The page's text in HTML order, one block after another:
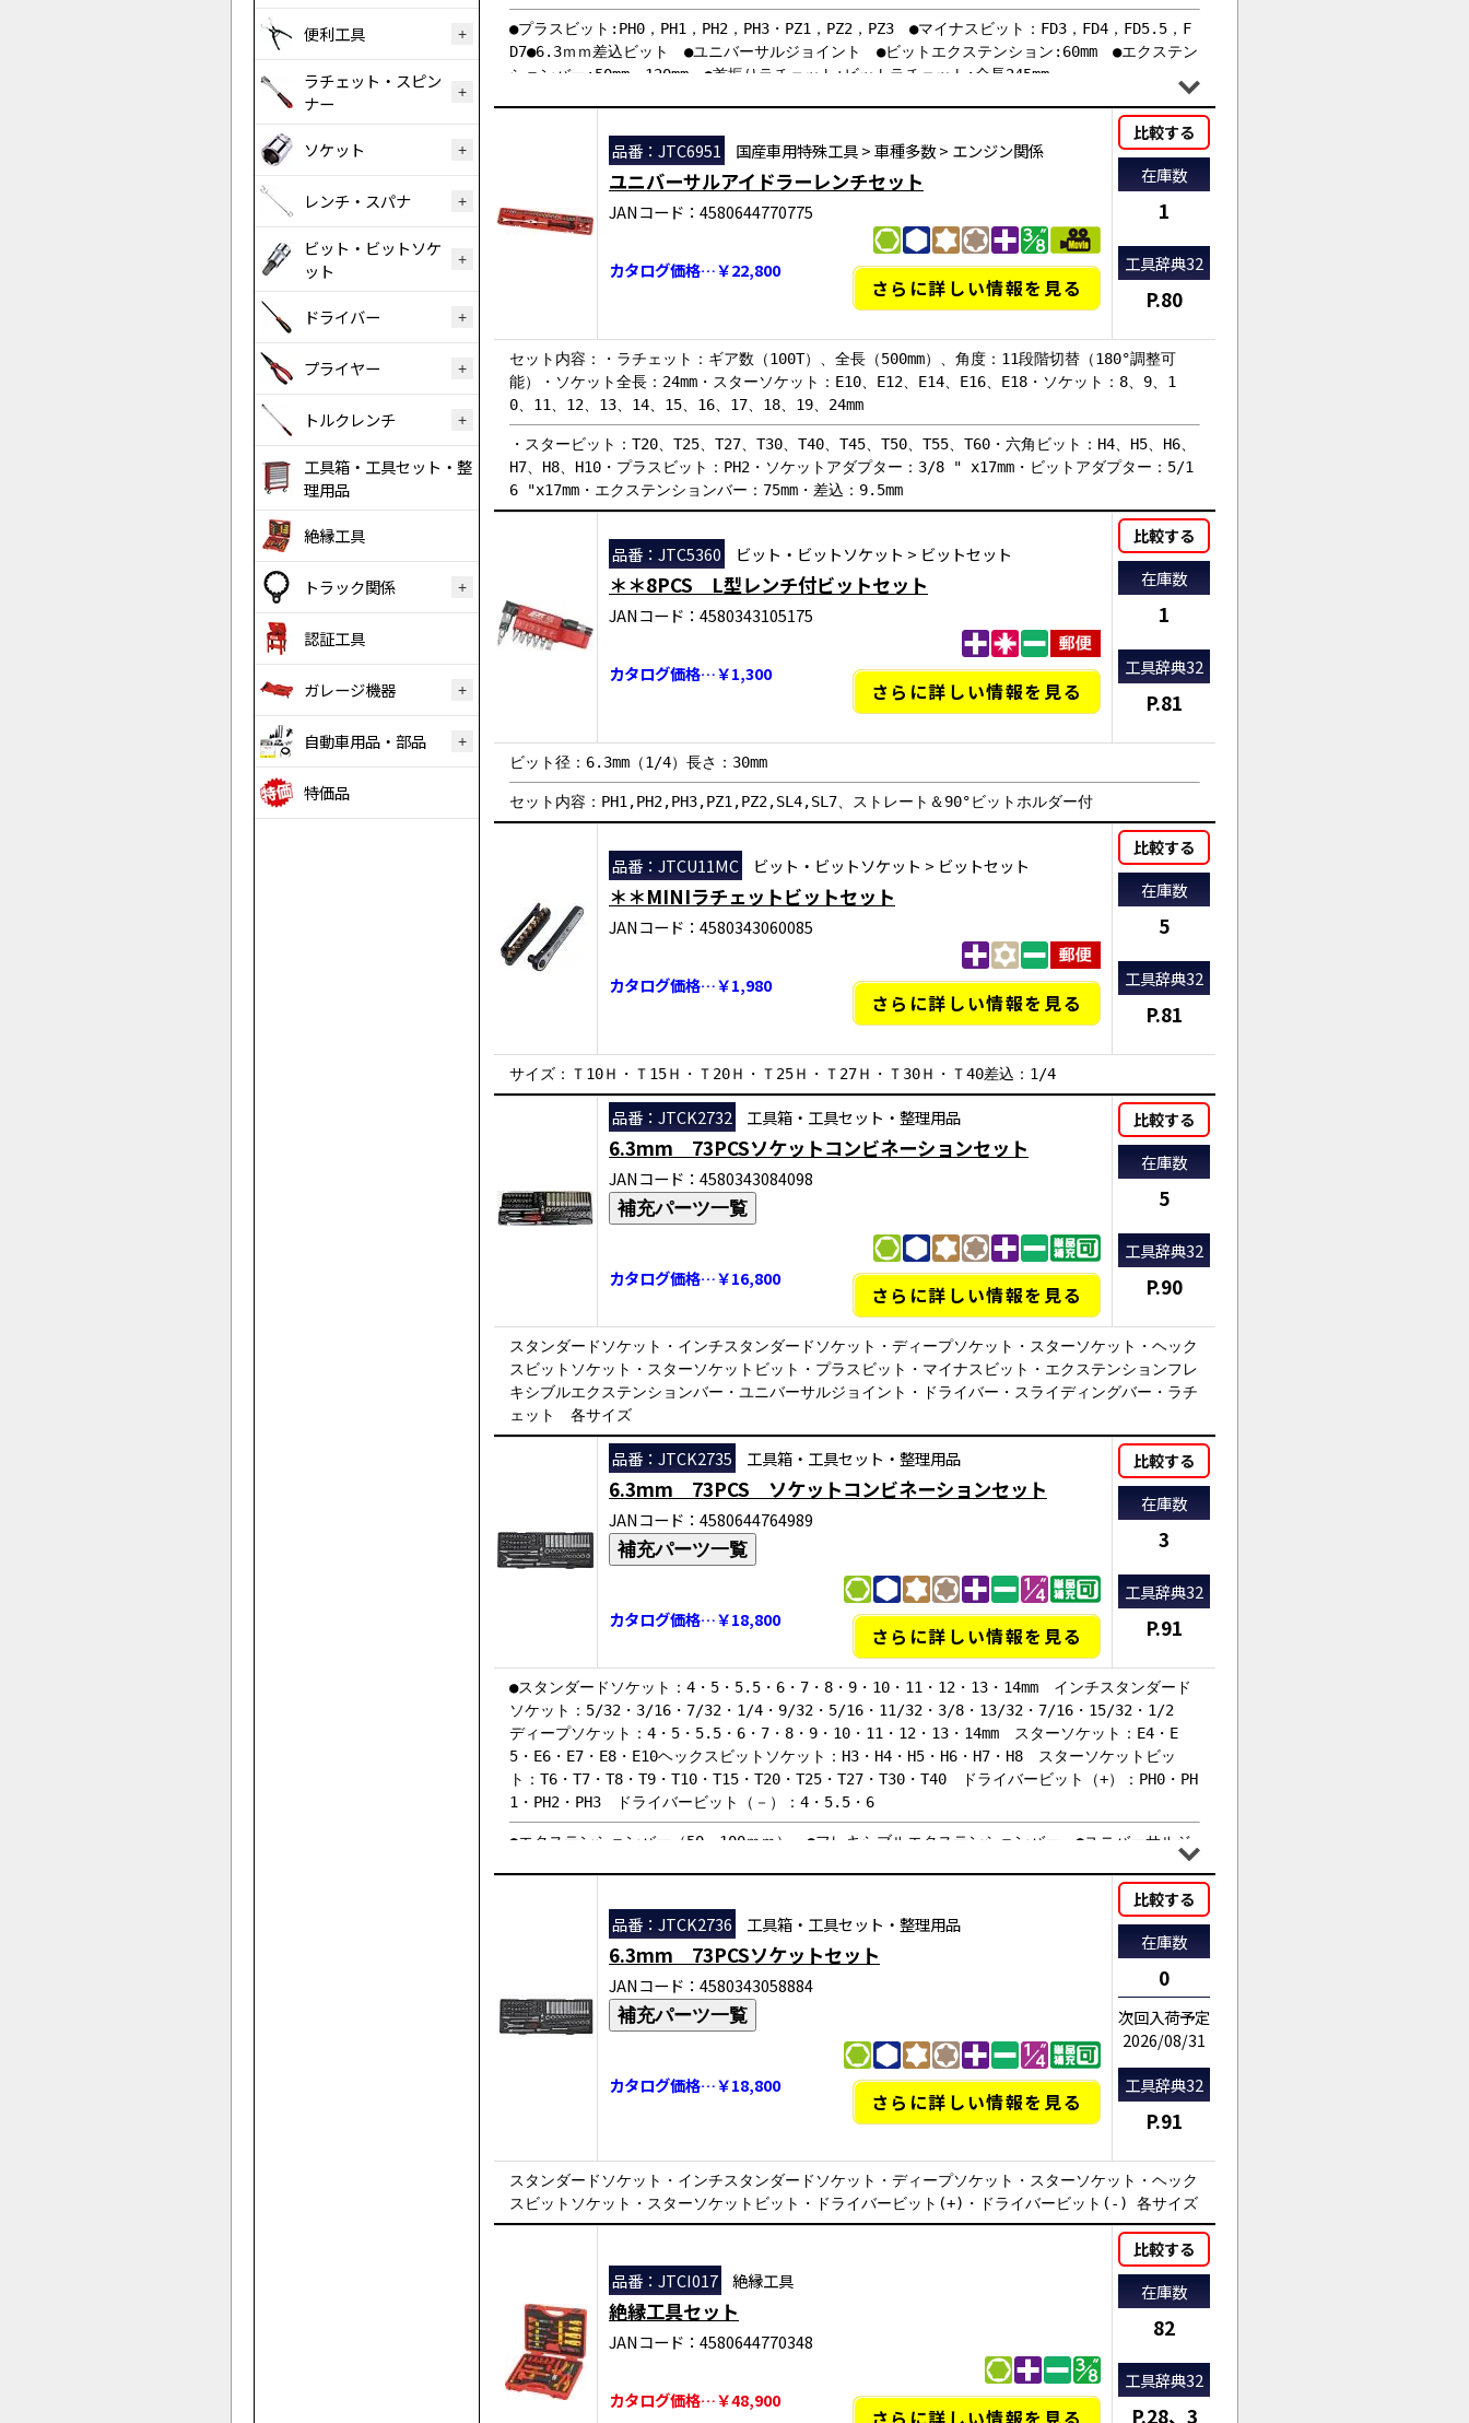
便利工具
ラチェット・スピン
ナー
ソケット
レンチ・スパナ
ビット・ビットソケ
ット
ドライバー
プライヤー
トルクレンチ
工具箱・工具セット・整
理用品
絶縁工具
トラック関係
認証工具
ガレージ機器
自動車用品・部品
特価品
●プラスビット:PH0，PH1，PH2，PH3・PZ1，PZ2，PZ3 ●マイナスビット：FD3，FD4，FD5.5，F
D7●6.3ｍｍ差込ビット ●ユニバーサルジョイント ●ビットエクステンション:60mm ●エクステン
ションバー:50mm・120mm ●首振りラチェット+ビットラチェット:全長245mm
品番：JTC6951 国産車用特殊工具>車種多数> エンジン関係
ユニバーサルアイドラーレンチセット
JANコード：4580644770775
カタログ価格…￥22,800
さらに詳しい情報を見る
比較する
在庫数
1
工具辞典32
P.80
セット内容：・ラチェット：ギア数（100T）、全長（500mm）、角度：11段階切替（180°調整可
能）・ソケット全長：24mm・スターソケット：E10、E12、E14、E16、E18・ソケット：8、9、1
0、11、12、13、14、15、16、17、18、19、24mm
・スタービット：T20、T25、T27、T30、T40、T45、T50、T55、T60・六角ビット：H4、H5、H6、
H7、H8、H10・プラスビット：PH2・ソケットアダプター：3/8 " x17mm・ビットアダプター：5/1
6 "x17mm・エクステンションバー：75mm・差込：9.5mm
品番：JTC5360 ビット・ビットソケット > ビットセット
＊＊8PCS L型レンチ付ビットセット
JANコード：4580343105175
カタログ価格…￥1,300
さらに詳しい情報を見る
比較する
在庫数
1
工具辞典32
P.81
ビット径：6.3mm（1/4）長さ：30mm
セット内容：PH1,PH2,PH3,PZ1,PZ2,SL4,SL7、ストレート＆90°ビットホルダー付
品番：JTCU11MC ビット・ビットソケット > ビットセット
＊＊MINIラチェットビットセット
JANコード：4580343060085
カタログ価格…￥1,980
さらに詳しい情報を見る
比較する
在庫数
5
工具辞典32
P.81
サイズ：Ｔ10Ｈ・Ｔ15Ｈ・Ｔ20Ｈ・Ｔ25Ｈ・Ｔ27Ｈ・Ｔ30Ｈ・Ｔ40差込：1/4
品番：JTCK2732 工具箱・工具セット・整理用品
6.3mm 73PCSソケットコンビネーションセット
JANコード：4580343084098
補充パーツ一覧
カタログ価格…￥16,800
さらに詳しい情報を見る
比較する
在庫数
5
工具辞典32
P.90
スタンダードソケット・インチスタンダードソケット・ディープソケット・スターソケット・ヘック
スビットソケット・スターソケットビット・プラスビット・マイナスビット・エクステンションフレ
キシブルエクステンションバー・ユニバーサルジョイント・ドライバー・スライディングバー・ラチ
ェット 各サイズ
品番：JTCK2735 工具箱・工具セット・整理用品
6.3mm 73PCS ソケットコンビネーションセット
JANコード：4580644764989
補充パーツ一覧
カタログ価格…￥18,800
さらに詳しい情報を見る
比較する
在庫数
3
工具辞典32
P.91
●スタンダードソケット：4・5・5.5・6・7・8・9・10・11・12・13・14mm インチスタンダード
ソケット：5/32・3/16・7/32・1/4・9/32・5/16・11/32・3/8・13/32・7/16・15/32・1/2
ディープソケット：4・5・5.5・6・7・8・9・10・11・12・13・14mm スターソケット：E4・E
5・E6・E7・E8・E10ヘックスビットソケット：H3・H4・H5・H6・H7・H8 スターソケットビッ
ト：T6・T7・T8・T9・T10・T15・T20・T25・T27・T30・T40 ドライバービット（+）：PH0・PH
1・PH2・PH3 ドライバービット（－）：4・5.5・6
●エクステンションバー（50・100ｍｍ） ●フレキシブルエクステンションバー ●ユニバーサルジ
品番：JTCK2736 工具箱・工具セット・整理用品
6.3mm 73PCSソケットセット
JANコード：4580343058884
補充パーツ一覧
カタログ価格…￥18,800
さらに詳しい情報を見る
比較する
在庫数
0
次回入荷予定
2026/08/31
工具辞典32
P.91
スタンダードソケット・インチスタンダードソケット・ディープソケット・スターソケット・ヘック
スビットソケット・スターソケットビット・ドライバービット(+)・ドライバービット(-) 各サイズ
品番：JTCI017 絶縁工具
絶縁工具セット
JANコード：4580644770348
カタログ価格…￥48,900
比較する
在庫数
82
工具辞典32
P.28、3
AI商品コンシェルジュ